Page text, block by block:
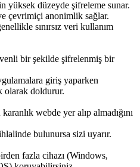
yüksek düzeyde şifreleme sunar.
çevrimiçi anonimlik sağlar.
sınırsız veri kullanım
bir şekilde şifrelenmiş bir
giriş yaparken
olarak doldurur.
webde yer alıp almadığını
bulunursa sizi uyarır.
fazla cihazı (Windows,